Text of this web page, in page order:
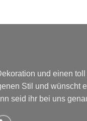
und einen
Stil und wünscht
seid ihr bei uns